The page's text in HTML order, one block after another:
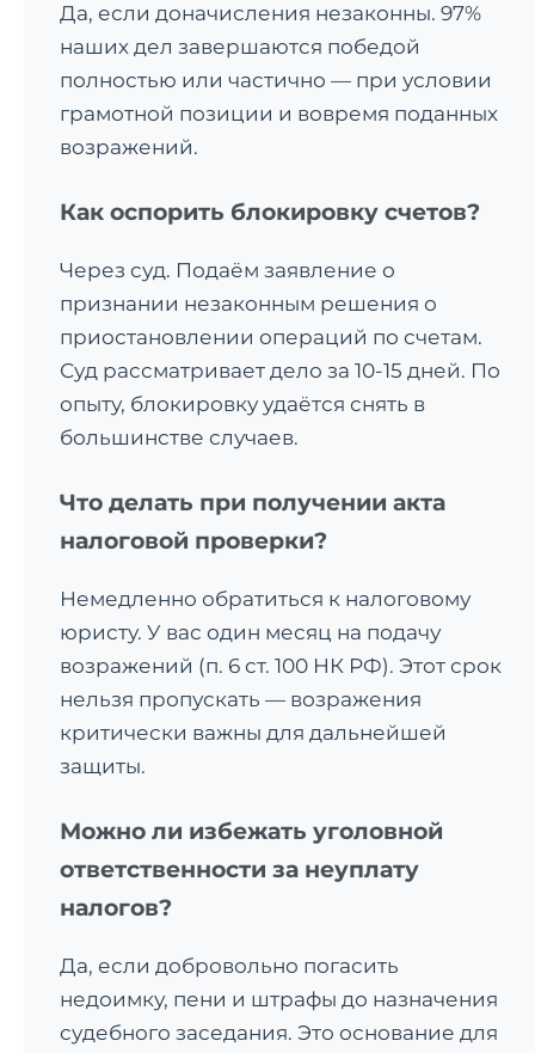
Да, если доначисления незаконны. 97%
наших дел завершаются победой
полностью или частично — при условии
грамотной позиции и вовремя поданных
возражений.
Как оспорить блокировку счетов?
Через суд. Подаём заявление о
признании незаконным решения о
приостановлении операций по счетам.
Суд рассматривает дело за 10-15 дней. По
опыту, блокировку удаётся снять в
большинстве случаев.
Что делать при получении акта
налоговой проверки?
Немедленно обратиться к налоговому
юристу. У вас один месяц на подачу
возражений (п. 6 ст. 100 НК РФ). Этот срок
нельзя пропускать — возражения
критически важны для дальнейшей
защиты.
Можно ли избежать уголовной
ответственности за неуплату
налогов?
Да, если добровольно погасить
недоимку, пени и штрафы до назначения
судебного заседания. Это основание для